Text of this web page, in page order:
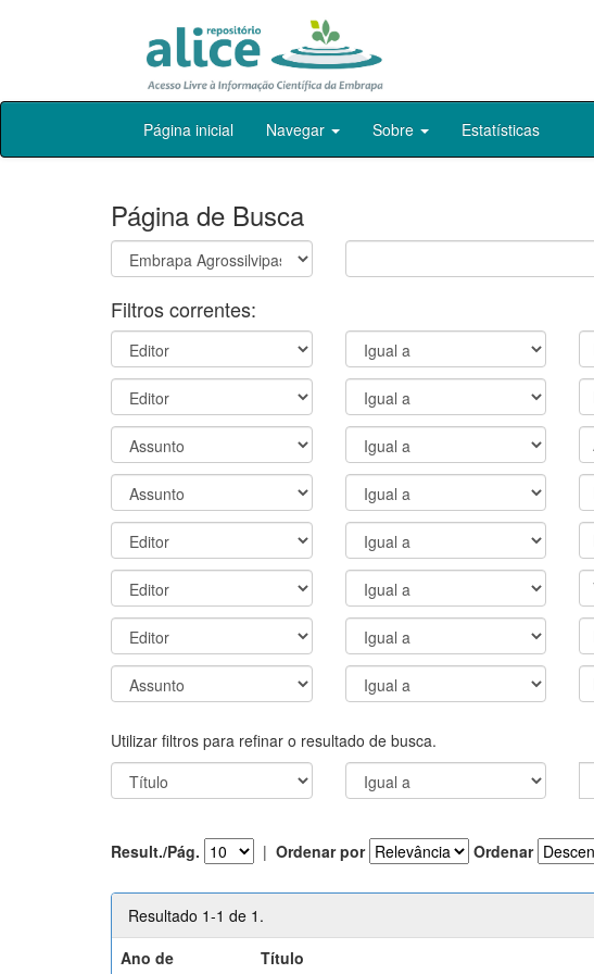
Skip
Página inicial Navegar Sobre Estatísticas
Página de Busca
Filtros correntes:
Utilizar filtros para refinar o resultado de busca.
Result./Pág. | Ordenar por Ordenar
Resultado 1-1 de 1.
Ano de
Título